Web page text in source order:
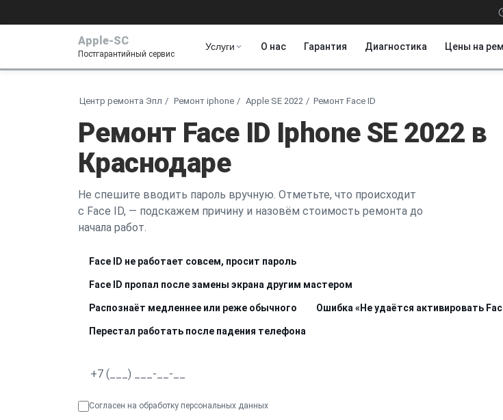
Apple-SC
Постгарантийный сервис
Услуги О нас Гарантия Диагностика Цены на
Центр ремонта Эпл Ремонт iphone Apple SE 2022 Ремонт Face ID
Ремонт Face ID Iphone SE 2022 в
Краснодаре
Не спешите вводить пароль вручную. Отметьте, что происходит
с Face ID, — подскажем причину и назовём стоимость ремонта до
начала работ.
Face ID не работает совсем, просит пароль
Face ID пропал после замены экрана другим мастером
Распознаёт медленнее или реже обычного Ошибка «Не удаётся активировать
Перестал работать после падения телефона
Согласен на обработку персональных данных